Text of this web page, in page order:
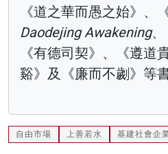
《道之華而愚之始》、
Daodejing Awakening、
《有德司契》、《遵道
谿》及《廉而不劌》等書
自由市場 上善若水 基建社會企